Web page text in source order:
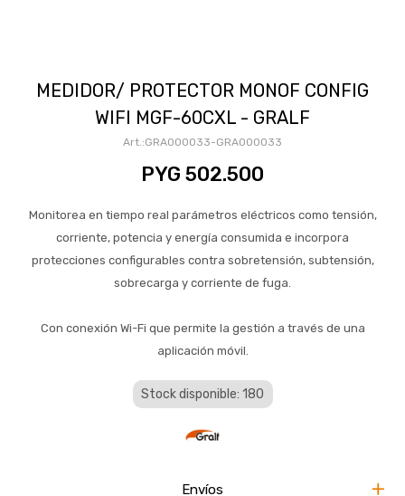
MEDIDOR/ PROTECTOR MONOF CONFIG
WIFI MGF-60CXL - GRALF
GRA000033-GRA000033
PYG 502.500
Monitorea en tiempo real parámetros eléctricos como tensión,
corriente, potencia y energía consumida e incorpora
protecciones configurables contra sobretensión, subtensión,
sobrecarga y corriente de fuga.
Con conexión Wi-Fi que permite la gestión a través de una
aplicación móvil.
Stock disponible: 180
Envíos